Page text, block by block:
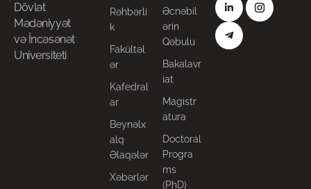
Dövlət
Mədəniyyət
və İncəsənət
Universiteti
Rəhbərli
k
Fakültəl
ər
Kafedral
ar
Beynəlx
alq
Əlaqələr
Xəbərlər
Əcnəbil
ərin
Qəbulu
Bakalavr
iat
Magistr
atura
Doctoral
Progra
ms
(PhD)